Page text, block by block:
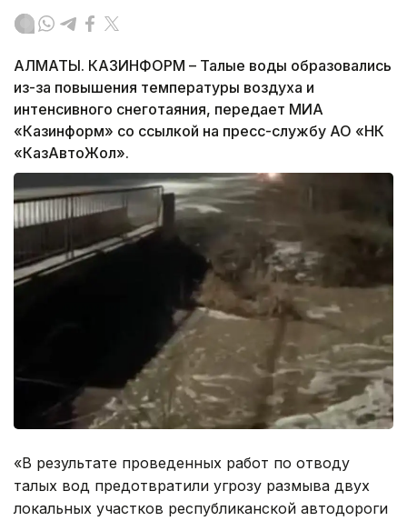
АЛМАТЫ. КАЗИНФОРМ – Талые воды образовались
из-за повышения температуры воздуха и
интенсивного снеготаяния, передает МИА
«Казинформ» со ссылкой на пресс-службу АО «НК
«КазАвтоЖол».
«В результате проведенных работ по отводу
талых вод предотвратили угрозу размыва двух
локальных участков республиканской автодороги